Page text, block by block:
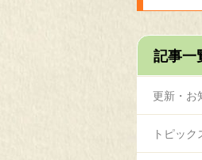
記事一
更新・お
トピック